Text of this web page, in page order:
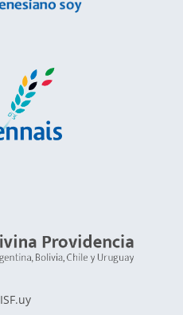
ISF.uy